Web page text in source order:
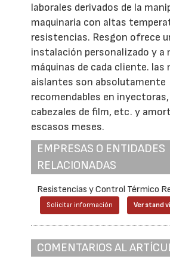
laborales derivados de la
maquinaria con altas
resistencias. Resgon ofrece
instalación personalizado y a
máquinas de cada cliente. las
aislantes son absolutamente
recomendables en
cabezales de film, etc. y
escasos meses.
EMPRESAS O ENTIDADES
RELACIONADAS
Resistencias y Control Térmico
Solicitar información Ver stand
COMENTARIOS AL